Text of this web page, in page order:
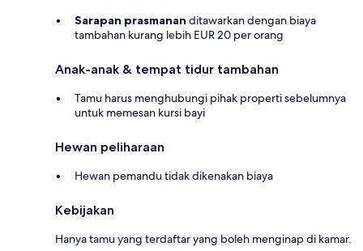
Sarapan prasmanan ditawarkan dengan biaya
tambahan kurang lebih EUR 20 per orang
Anak-anak & tempat tidur tambahan
Tamu harus menghubungi pihak properti sebelumnya
untuk memesan kursi bayi
Hewan peliharaan
Hewan pemandu tidak dikenakan biaya
Kebijakan
Hanya tamu yang terdaftar yang boleh menginap di kamar.